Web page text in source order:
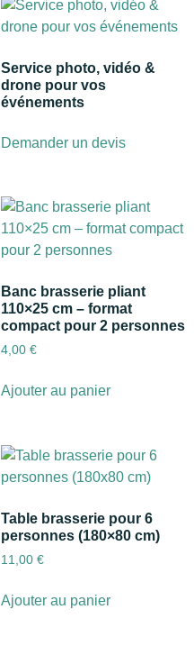
Service photo, vidéo &
drone pour vos
événements
Demander un devis
Banc brasserie pliant
110×25 cm – format
compact pour 2 personnes
4,00 €
Ajouter au panier
Table brasserie pour 6
personnes (180×80 cm)
11,00 €
Ajouter au panier